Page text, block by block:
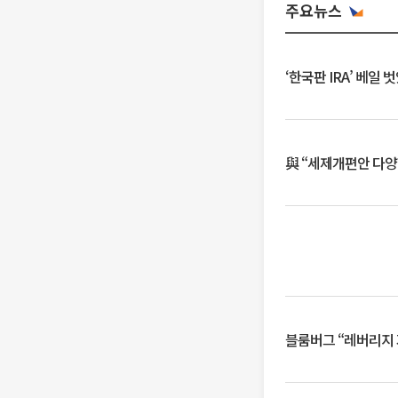
주요뉴스
‘한국판 IRA’ 베일
與 “세제개편안 다
블룸버그 “레버리